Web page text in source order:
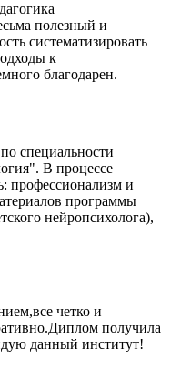
полезный и
систематизировать
к
благодарен.
специальности
В процессе
профессионализм и
программы
нейропсихолога),
четко и
получила
данный институт!